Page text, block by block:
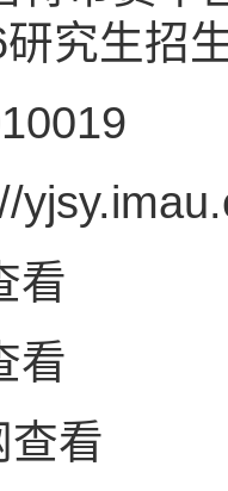
究生招
看
看
查看